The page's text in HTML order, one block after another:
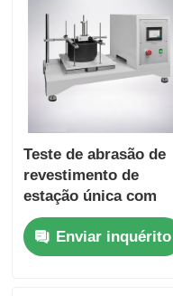
Teste de abrasão de
revestimento de
estação única com
curso de 100 mm ± 5
mm e velocidade de
6,5 ± 0,2 m/min para
Enviar inquérito